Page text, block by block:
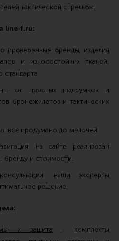
тактической стрельбы.
line-f.ru:
проверенные бренды, изделия
и износостойких тканей,
стандарта.
от простых подсумков и
бронежилетов и тактических
все продумано до мелочей.
на сайте реализован
бренду и стоимости.
наши эксперты
решение.
и защита - комплекты